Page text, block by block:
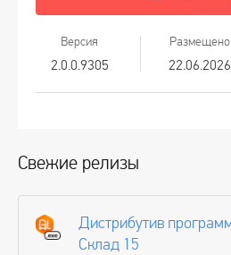
Версия
2.0.0.9305
Размещено
22.06.2026
Свежие релизы
Дистрибутив
Склад 15